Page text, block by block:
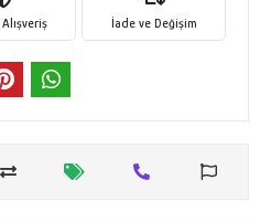
İade ve Değişim